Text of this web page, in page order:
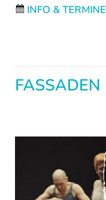
INFO & TERMINE
FASSADEN